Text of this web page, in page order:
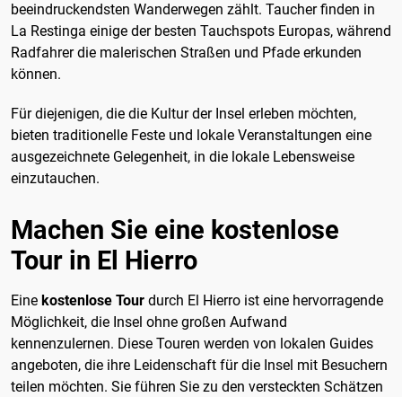
beeindruckendsten Wanderwegen zählt. Taucher finden in
La Restinga einige der besten Tauchspots Europas, während
Radfahrer die malerischen Straßen und Pfade erkunden
können.
Für diejenigen, die die Kultur der Insel erleben möchten,
bieten traditionelle Feste und lokale Veranstaltungen eine
ausgezeichnete Gelegenheit, in die lokale Lebensweise
einzutauchen.
Machen Sie eine kostenlose
Tour in El Hierro
Eine kostenlose Tour durch El Hierro ist eine hervorragende
Möglichkeit, die Insel ohne großen Aufwand
kennenzulernen. Diese Touren werden von lokalen Guides
angeboten, die ihre Leidenschaft für die Insel mit Besuchern
teilen möchten. Sie führen Sie zu den versteckten Schätzen